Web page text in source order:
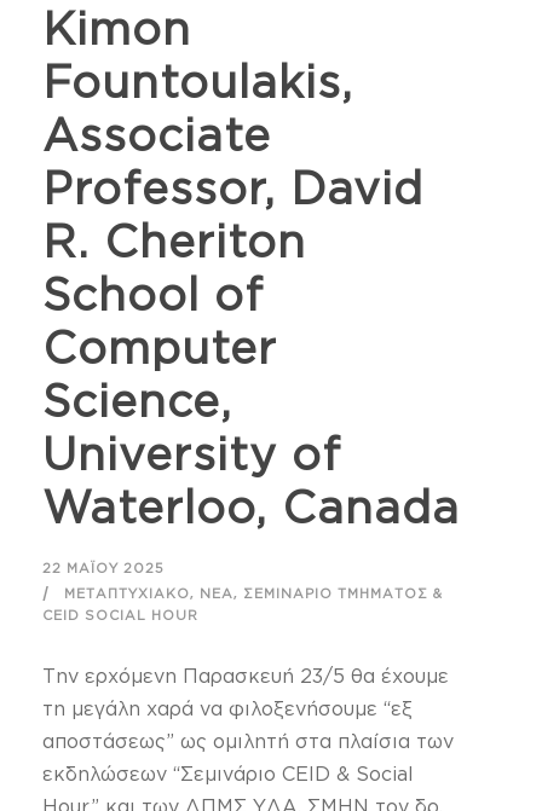
Kimon
Fountoulakis,
Associate
Professor, David
R. Cheriton
School of
Computer
Science,
University of
Waterloo, Canada
22 ΜΑΪ́ΟΥ 2025
ΜΕΤΑΠΤΥΧΙΑΚΌ, ΝΈΑ, ΣΕΜΙΝΆΡΙΟ ΤΜΉΜΑΤΟΣ &
CEID SOCIAL HOUR
Την ερχόμενη Παρασκευή 23/5 θα έχουμε
τη μεγάλη χαρά να φιλοξενήσουμε “εξ
αποστάσεως” ως ομιλητή στα πλαίσια των
εκδηλώσεων “Σεμινάριο CEID & Social
Hour” και των ΔΠΜΣ ΥΔΑ, ΣΜΗΝ τον δρ.